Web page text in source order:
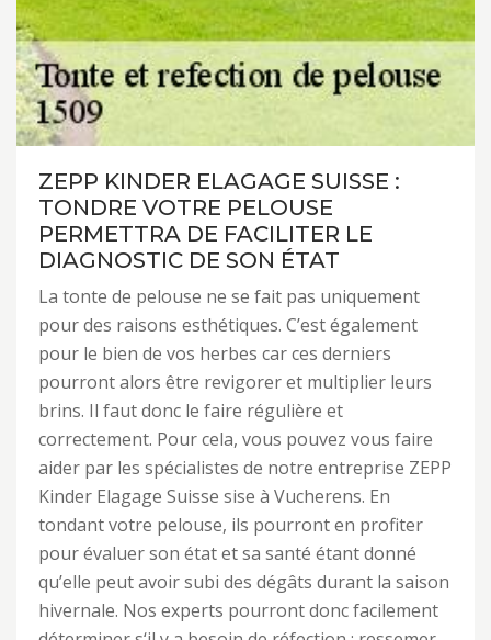
ZEPP KINDER ELAGAGE SUISSE :
TONDRE VOTRE PELOUSE
PERMETTRA DE FACILITER LE
DIAGNOSTIC DE SON ÉTAT
La tonte de pelouse ne se fait pas uniquement
pour des raisons esthétiques. C’est également
pour le bien de vos herbes car ces derniers
pourront alors être revigorer et multiplier leurs
brins. Il faut donc le faire régulière et
correctement. Pour cela, vous pouvez vous faire
aider par les spécialistes de notre entreprise ZEPP
Kinder Elagage Suisse sise à Vucherens. En
tondant votre pelouse, ils pourront en profiter
pour évaluer son état et sa santé étant donné
qu’elle peut avoir subi des dégâts durant la saison
hivernale. Nos experts pourront donc facilement